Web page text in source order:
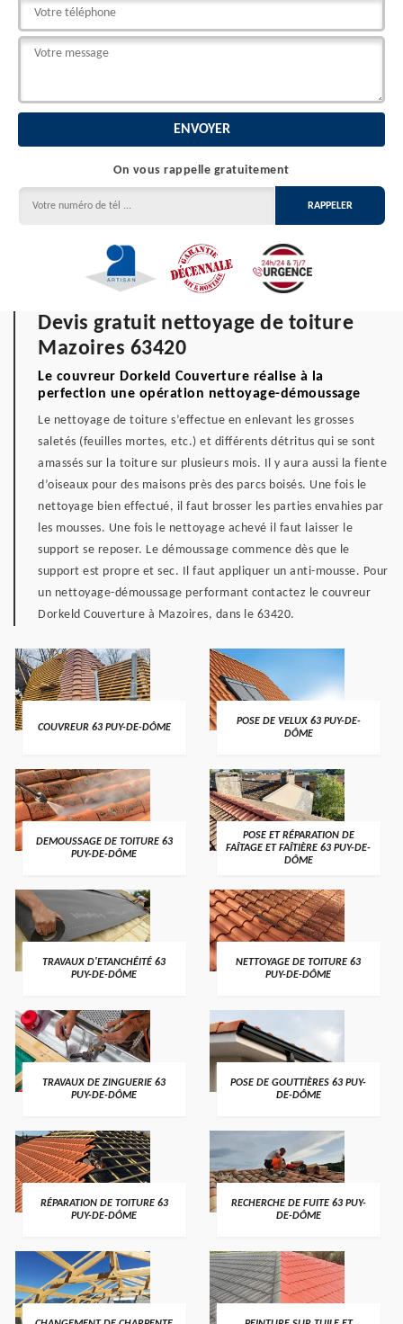
On vous rappelle gratuitement
Devis gratuit nettoyage de toiture
Mazoires 63420
Le couvreur Dorkeld Couverture réalise à la
perfection une opération nettoyage-démoussage
Le nettoyage de toiture s’effectue en enlevant les grosses
saletés (feuilles mortes, etc.) et différents détritus qui se sont
amassés sur la toiture sur plusieurs mois. Il y aura aussi la fiente
d’oiseaux pour des maisons près des parcs boisés. Une fois le
nettoyage bien effectué, il faut brosser les parties envahies par
les mousses. Une fois le nettoyage achevé il faut laisser le
support se reposer. Le démoussage commence dès que le
support est propre et sec. Il faut appliquer un anti-mousse. Pour
un nettoyage-démoussage performant contactez le couvreur
Dorkeld Couverture à Mazoires, dans le 63420.
COUVREUR 63 PUY-DE-DÔME
POSE DE VELUX 63 PUY-DE-
DÔME
DEMOUSSAGE DE TOITURE 63
PUY-DE-DÔME
POSE ET RÉPARATION DE
FAÎTAGE ET FAÎTIÈRE 63 PUY-DE-
DÔME
TRAVAUX D'ETANCHÉITÉ 63
PUY-DE-DÔME
NETTOYAGE DE TOITURE 63
PUY-DE-DÔME
TRAVAUX DE ZINGUERIE 63
PUY-DE-DÔME
POSE DE GOUTTIÈRES 63 PUY-
DE-DÔME
RÉPARATION DE TOITURE 63
PUY-DE-DÔME
RECHERCHE DE FUITE 63 PUY-
DE-DÔME